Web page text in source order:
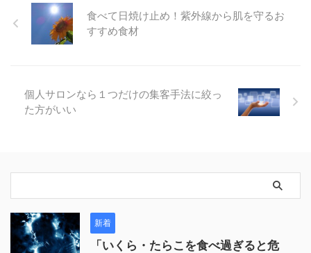
食べて日焼け止め！紫外線から肌を守るお
すすめ食材
個人サロンなら１つだけの集客手法に絞っ
た方がいい
新着
「いくら・たらこを食べ過ぎると危